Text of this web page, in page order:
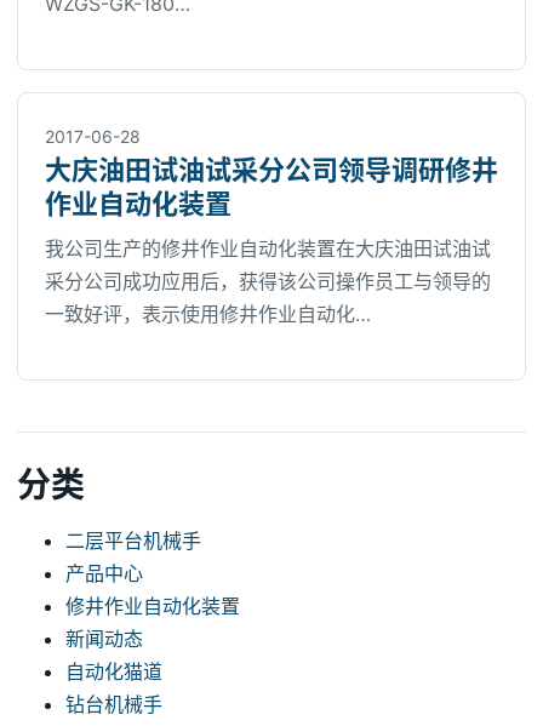
2017-06-28
大庆油田试油试采分公司领导调研修井
作业自动化装置
我公司生产的修井作业自动化装置在大庆油田试油试
采分公司成功应用后，获得该公司操作员工与领导的
一致好评，表示使用修井作业自动化…
分类
二层平台机械手
产品中心
修井作业自动化装置
新闻动态
自动化猫道
钻台机械手